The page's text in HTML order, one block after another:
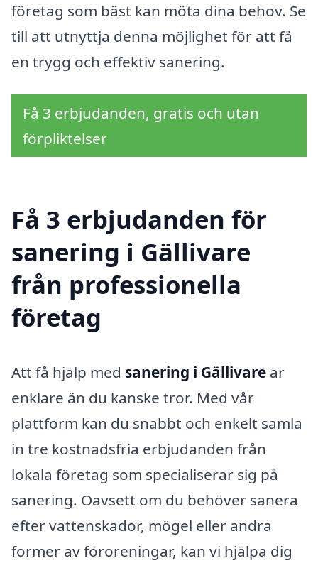
företag som bäst kan möta dina behov. Se
till att utnyttja denna möjlighet för att få
en trygg och effektiv sanering.
Få 3 erbjudanden, gratis och utan
förpliktelser
Få 3 erbjudanden för
sanering i Gällivare
från professionella
företag
Att få hjälp med sanering i Gällivare är
enklare än du kanske tror. Med vår
plattform kan du snabbt och enkelt samla
in tre kostnadsfria erbjudanden från
lokala företag som specialiserar sig på
sanering. Oavsett om du behöver sanera
efter vattenskador, mögel eller andra
former av föroreningar, kan vi hjälpa dig